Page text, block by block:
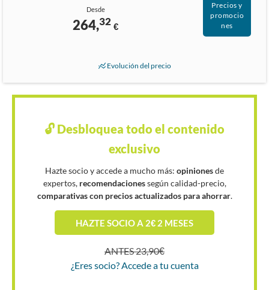
Desde
264,32 €
Precios y
promocio
nes
Evolución del precio
🔓 Desbloquea todo el contenido
exclusivo
Hazte socio y accede a mucho más: opinionesde
expertos, recomendacionessegún calidad-precio,
comparativas con precios actualizados para ahorrar.
HAZTE SOCIO A 2€ 2 MESES
ANTES 23,90€
¿Eres socio? Accede a tu cuenta